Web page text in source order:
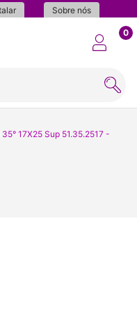
Sobre nós
0
17X25 Sup 51.35.2517 -